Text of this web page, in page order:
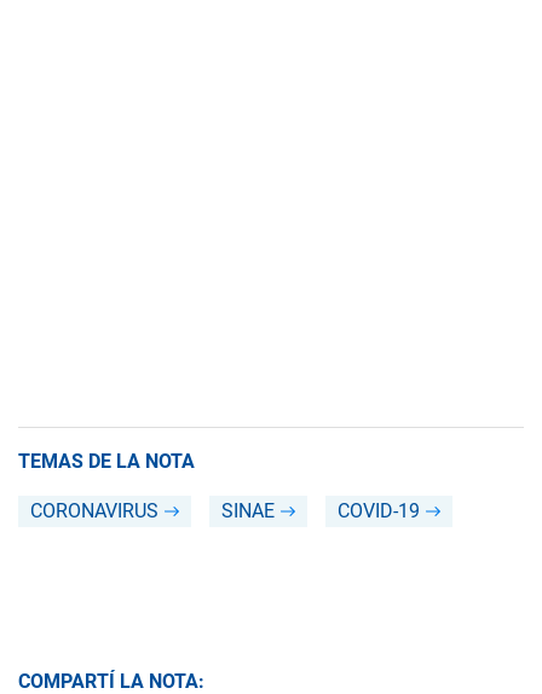
TEMAS DE LA NOTA
CORONAVIRUS SINAE COVID-19
COMPARTÍ LA NOTA: